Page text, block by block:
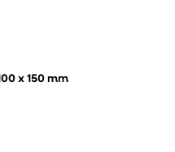
x 150 mm